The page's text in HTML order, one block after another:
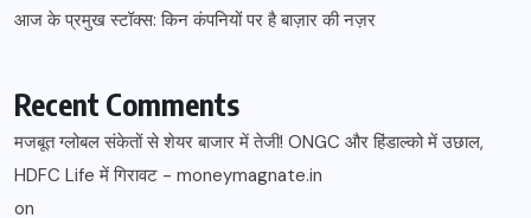
आज के प्रमुख स्टॉक्स: किन कंपनियों पर है बाज़ार की नज़र
Recent Comments
मजबूत ग्लोबल संकेतों से शेयर बाजार में तेजी! ONGC और हिंडाल्को में उछाल,
HDFC Life में गिरावट - moneymagnate.in
on